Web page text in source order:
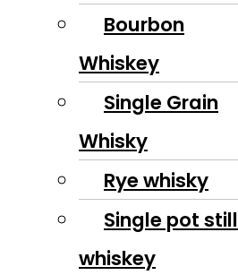
Bourbon
Whiskey
Single Grain
Whisky
Rye whisky
Single pot still
whiskey